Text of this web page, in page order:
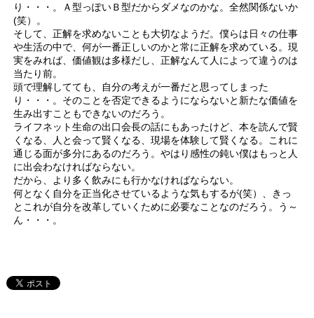
り・・・。Ａ型っぽいＢ型だからダメなのかな。全然関係ないか
(笑）。
そして、正解を求めないことも大切なようだ。僕らは日々の仕事
や生活の中で、何が一番正しいのかと常に正解を求めている。現
実をみれば、価値観は多様だし、正解なんて人によって違うのは
当たり前。
頭で理解してても、自分の考えが一番だと思ってしまった
り・・・。そのことを否定できるようにならないと新たな価値を
生み出すこともできないのだろう。
ライフネット生命の出口会長の話にもあったけど、本を読んで賢
くなる、人と会って賢くなる、現場を体験して賢くなる。これに
通じる面が多分にあるのだろう。やはり感性の鈍い僕はもっと人
に出会わなければならない。
だから、より多く飲みにも行かなければならない。
何となく自分を正当化させているような気もするが(笑）、きっ
とこれが自分を改革していくために必要なことなのだろう。う～
ん・・・。